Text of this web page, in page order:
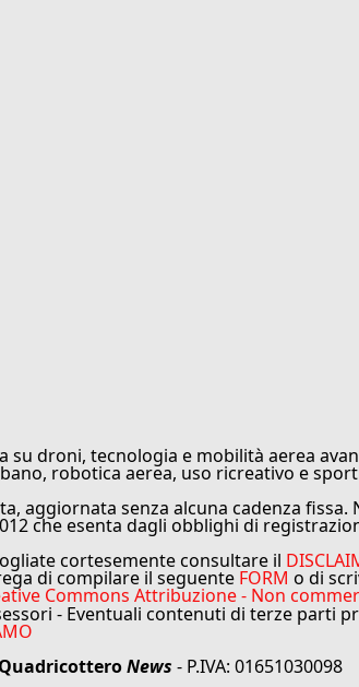
droni, tecnologia e mobilità aerea
robotica aerea, uso ricreativo e
aggiornata senza alcuna cadenza
che esenta dagli obblighi di
cortesemente consultare il
di compilare il seguente FORM o di
Commons Attribuzione - Non
- Eventuali contenuti di terze parti
QuadricotteroNews - P.IVA: 01651030098